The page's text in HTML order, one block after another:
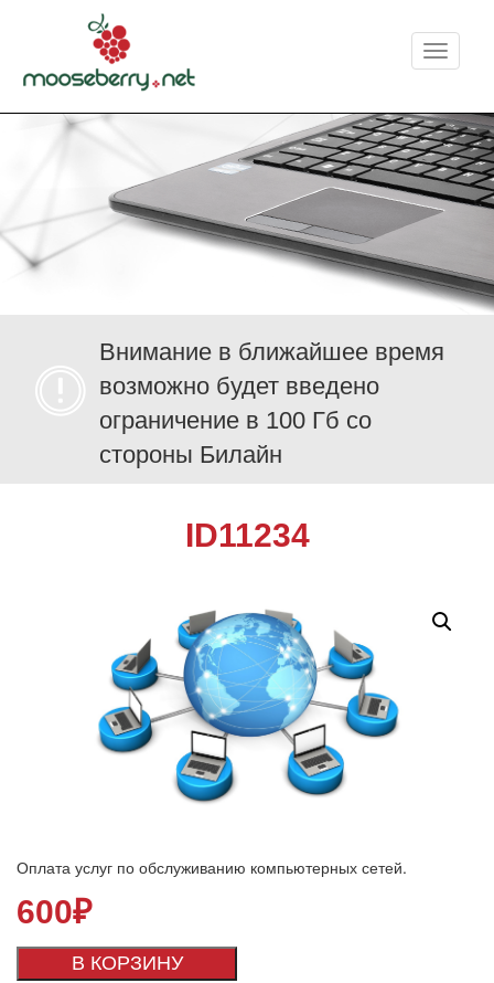
Меню
Внимание в ближайшее время
возможно будет введено
ограничение в 100 Гб со
стороны Билайн
ID11234
Оплата услуг по обслуживанию компьютерных сетей.
600₽
В КОРЗИНУ